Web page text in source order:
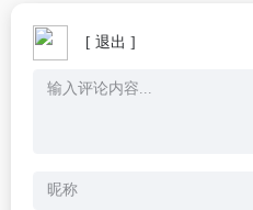
[ 退出 ]